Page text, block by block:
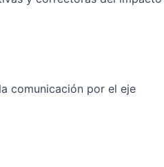
comunicación por el eje